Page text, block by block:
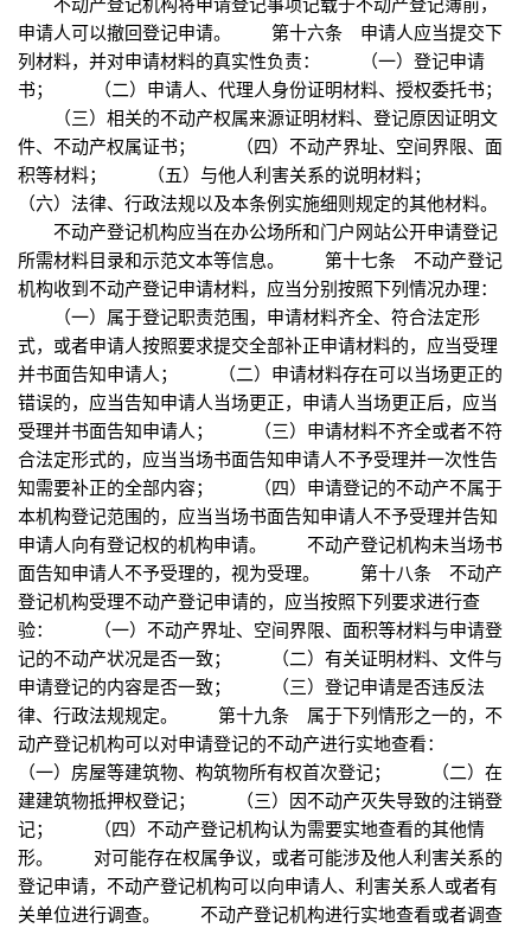
申请人可以撤回登记申请。 第十六条 申请人应当提交下
列材料，并对申请材料的真实性负责： （一）登记申请
书； （二）申请人、代理人身份证明材料、授权委托书；
（三）相关的不动产权属来源证明材料、登记原因证明文
件、不动产权属证书； （四）不动产界址、空间界限、面
积等材料； （五）与他人利害关系的说明材料；
（六）法律、行政法规以及本条例实施细则规定的其他材料。
不动产登记机构应当在办公场所和门户网站公开申请登记
所需材料目录和示范文本等信息。 第十七条 不动产登记
机构收到不动产登记申请材料，应当分别按照下列情况办理：
（一）属于登记职责范围，申请材料齐全、符合法定形
式，或者申请人按照要求提交全部补正申请材料的，应当受理
并书面告知申请人； （二）申请材料存在可以当场更正的
错误的，应当告知申请人当场更正，申请人当场更正后，应当
受理并书面告知申请人； （三）申请材料不齐全或者不符
合法定形式的，应当当场书面告知申请人不予受理并一次性告
知需要补正的全部内容； （四）申请登记的不动产不属于
本机构登记范围的，应当当场书面告知申请人不予受理并告知
申请人向有登记权的机构申请。 不动产登记机构未当场书
面告知申请人不予受理的，视为受理。 第十八条 不动产
登记机构受理不动产登记申请的，应当按照下列要求进行查
验： （一）不动产界址、空间界限、面积等材料与申请登
记的不动产状况是否一致； （二）有关证明材料、文件与
申请登记的内容是否一致； （三）登记申请是否违反法
律、行政法规规定。 第十九条 属于下列情形之一的，不
动产登记机构可以对申请登记的不动产进行实地查看：
（一）房屋等建筑物、构筑物所有权首次登记； （二）在
建建筑物抵押权登记； （三）因不动产灭失导致的注销登
记； （四）不动产登记机构认为需要实地查看的其他情
形。 对可能存在权属争议，或者可能涉及他人利害关系的
登记申请，不动产登记机构可以向申请人、利害关系人或者有
关单位进行调查。 不动产登记机构进行实地查看或者调查